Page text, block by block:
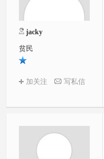
jacky
贫民
加关注 写私信